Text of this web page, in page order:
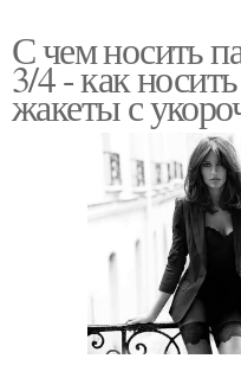
С чем носить
3/4 - как
жакеты с